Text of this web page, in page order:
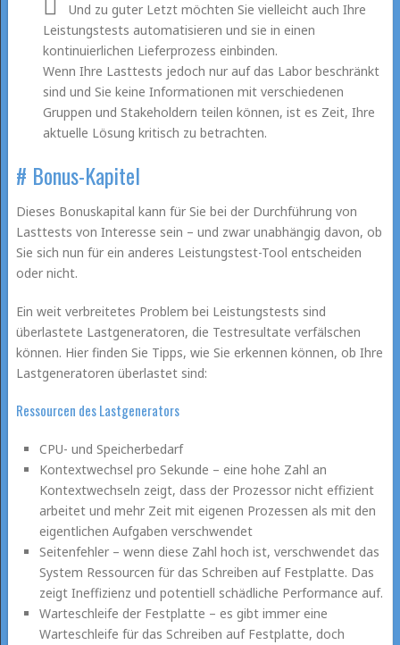
Und zu guter Letzt möchten Sie vielleicht auch Ihre
Leistungstests automatisieren und sie in einen
kontinuierlichen Lieferprozess einbinden.
Wenn Ihre Lasttests jedoch nur auf das Labor beschränkt
sind und Sie keine Informationen mit verschiedenen
Gruppen und Stakeholdern teilen können, ist es Zeit, Ihre
aktuelle Lösung kritisch zu betrachten.
# Bonus-Kapitel
Dieses Bonuskapital kann für Sie bei der Durchführung von
Lasttests von Interesse sein – und zwar unabhängig davon, ob
Sie sich nun für ein anderes Leistungstest-Tool entscheiden
oder nicht.
Ein weit verbreitetes Problem bei Leistungstests sind
überlastete Lastgeneratoren, die Testresultate verfälschen
können. Hier finden Sie Tipps, wie Sie erkennen können, ob Ihre
Lastgeneratoren überlastet sind:
Ressourcen des Lastgenerators
CPU- und Speicherbedarf
Kontextwechsel pro Sekunde – eine hohe Zahl an
Kontextwechseln zeigt, dass der Prozessor nicht effizient
arbeitet und mehr Zeit mit eigenen Prozessen als mit den
eigentlichen Aufgaben verschwendet
Seitenfehler – wenn diese Zahl hoch ist, verschwendet das
System Ressourcen für das Schreiben auf Festplatte. Das
zeigt Ineffizienz und potentiell schädliche Performance auf.
Warteschleife der Festplatte – es gibt immer eine
Warteschleife für das Schreiben auf Festplatte, doch